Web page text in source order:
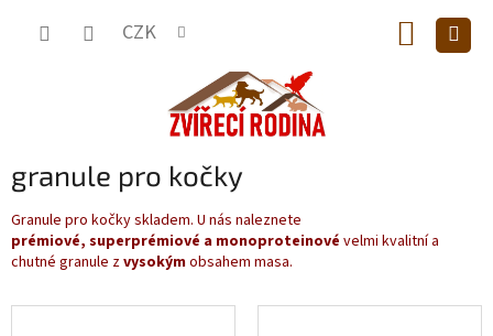
CZK
KOŠÍK
granule pro kočky
Granule pro kočky skladem. U nás naleznete
prémiové, superprémiové a monoproteinové velmi kvalitní a
chutné granule zvysokýmobsahem masa.